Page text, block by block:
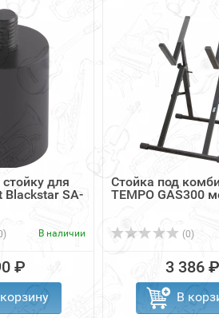
для
Blackstar SA-
В наличии
₽
Стойка под
TEMPO GAS300
(0)
3 386 ₽
В